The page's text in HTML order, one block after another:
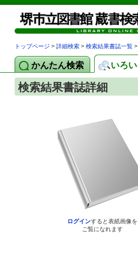
トップページ > 詳細検索 > 検索結果書誌一覧
かんたん検索 いろ
検索結果書誌詳細
ログインすると表紙画像を
ご覧になれます